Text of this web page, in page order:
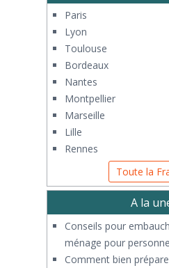
Paris
Lyon
Toulouse
Bordeaux
Nantes
Montpellier
Marseille
Lille
Rennes
Toute la
A la
Conseils pour
ménage pour
Comment bien